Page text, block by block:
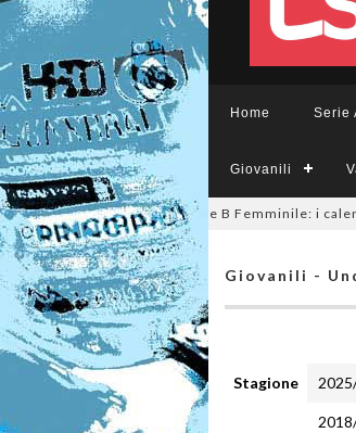
Home Serie
Giovanili
Tesys, A2 Élite, A2, B e B Femminile: i calendari
Giovanili -
Stagione